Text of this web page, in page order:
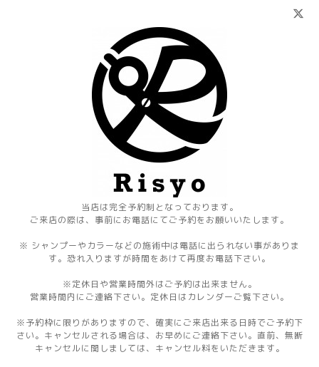
当店は完全予約制となっております。
ご来店の際は、事前にお電話にてご予約をお願いいたします。
※ シャンプーやカラーなどの施術中は電話に出られない事がありま
す。恐れ入りますが時間をあけて再度お電話下さい。
※定休日や営業時間外はご予約は出来ません。
営業時間内にご連絡下さい。定休日はカレンダーご覧下さい。
※予約枠に限りがありますので、確実にご来店出来る日時でご予約下
さい。キャンセルされる場合は、お早めにご連絡下さい。直前、無断
キャンセルに関しましては、キャンセル料をいただきます。